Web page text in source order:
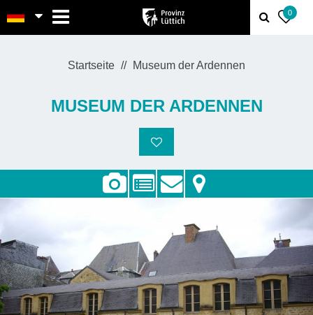
0
Startseite Museum der Ardennen
MUSEUM DER ARDENNEN